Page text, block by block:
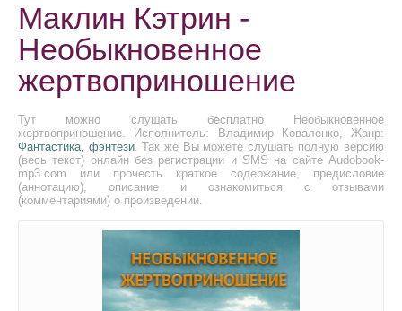
Маклин Кэтрин -
Необыкновенное
жертвоприношение
Тут можно слушать бесплатно Необыкновенное
жертвоприношение. Исполнитель: Владимир Коваленко, Жанр:
Фантастика, фэнтези. Так же Вы можете слушать полную версию
(весь текст) онлайн без регистрации и SMS на сайте Audobook-
mp3.com или прочесть краткое содержание, предисловие
(аннотацию), описание и ознакомиться с отзывами
(комментариями) о произведении.